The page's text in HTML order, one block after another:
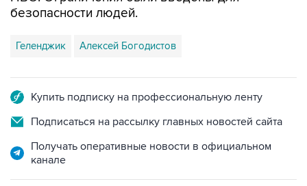
Геленджик Алексей Богодистов
Подписаться на рассылку главных новостей сайта
Получать оперативные новости в официальном
НОВОСТИ ПО ТЕМЕ